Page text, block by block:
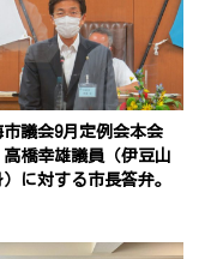
市議会9月定例会本会
高橋幸雄議員（伊豆山
）に対する市長答弁。